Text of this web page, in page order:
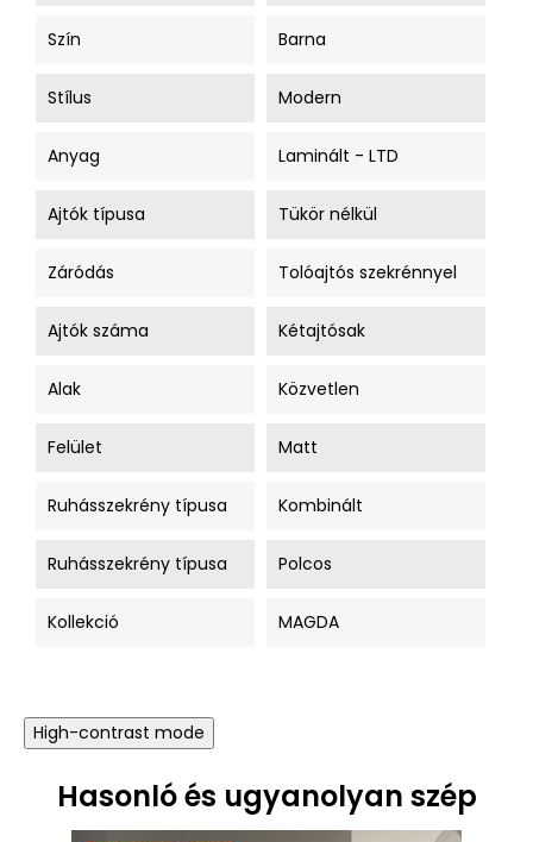
Szín Barna
Stílus Modern
Anyag Laminált - LTD
Ajtók típusa Tükör nélkül
Záródás Tolóajtós szekrénnyel
Ajtók száma Kétajtósak
Alak Közvetlen
Felület Matt
Ruhásszekrény típusa Kombinált
Ruhásszekrény típusa Polcos
Kollekció MAGDA
High-contrast mode
Hasonló és ugyanolyan szép